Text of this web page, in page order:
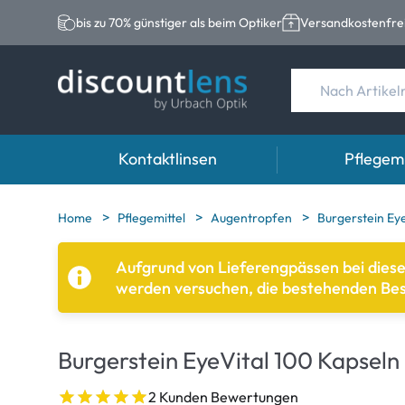
bis zu 70% günstiger als beim Optiker
Kontaktlinsen
Marken
Biotrue
MyDay
Dailies
Kategorie
Torische Linsen
Marken
EasySept
AOSEPT
Opti-Free
Home Pflegemittel Augentropfen Burgerstein
Aufgrund von Lieferengpässen bei
werden versuchen, die bestehenden
Burgerstein EyeVital 100 Kapseln
2 Kunden Bewertungen